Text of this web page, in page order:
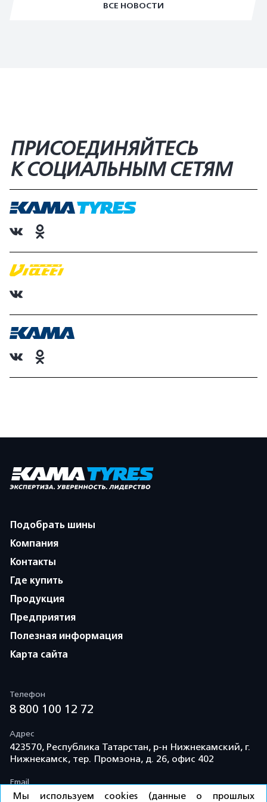
ВСЕ НОВОСТИ
ПРИСОЕДИНЯЙТЕСЬ
К СОЦИАЛЬНЫМ СЕТЯМ
Подобрать шины
Компания
Контакты
Где купить
Продукция
Предприятия
Полезная информация
Карта сайта
Телефон
8 800 100 12 72
Адрес
423570, Республика Татарстан, р-н Нижнекамский, г.
Нижнекамск, тер. Промзона, д. 26, офис 402
Email
info@td-kama.com
Мы используем cookies (данные о прошлых